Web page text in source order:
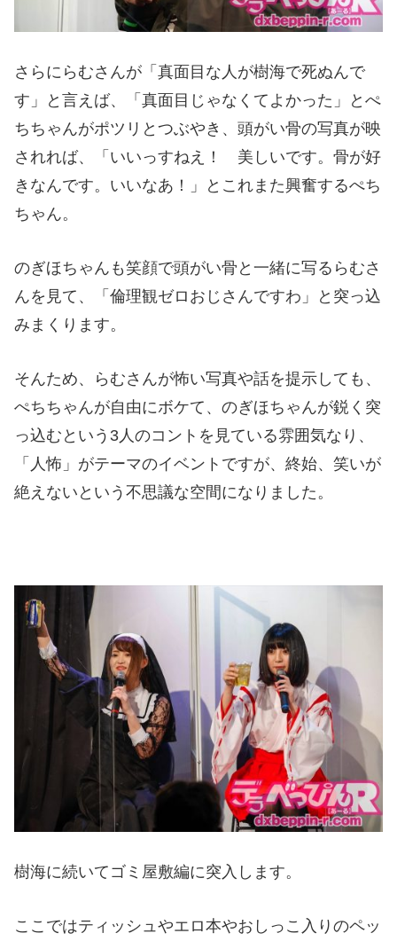
さらにらむさんが「真面目な人が樹海で死ぬんで
す」と言えば、「真面目じゃなくてよかった」とぺ
ちちゃんがポツリとつぶやき、頭がい骨の写真が映
されれば、「いいっすねえ！ 美しいです。骨が好
きなんです。いいなあ！」とこれまた興奮するぺち
ちゃん。
のぎほちゃんも笑顔で頭がい骨と一緒に写るらむさ
んを見て、「倫理観ゼロおじさんですわ」と突っ込
みまくります。
そんため、らむさんが怖い写真や話を提示しても、
ぺちちゃんが自由にボケて、のぎほちゃんが鋭く突
っ込むという3人のコントを見ている雰囲気なり、
「人怖」がテーマのイベントですが、終始、笑いが
絶えないという不思議な空間になりました。
樹海に続いてゴミ屋敷編に突入します。
ここではティッシュやエロ本やおしっこ入りのペッ